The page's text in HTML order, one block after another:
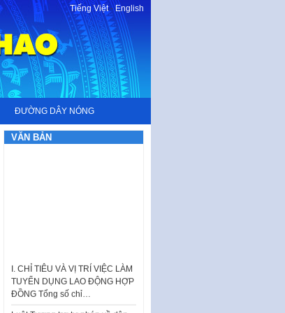
Tiếng Việt-English
ĐƯỜNG DÂY NÓNG
VĂN BẢN
TUYỂN DỤNG LAO ĐỘNG HỢP
ĐỒNG Tổng số chỉ…
Luật Tương trợ tư pháp về dân